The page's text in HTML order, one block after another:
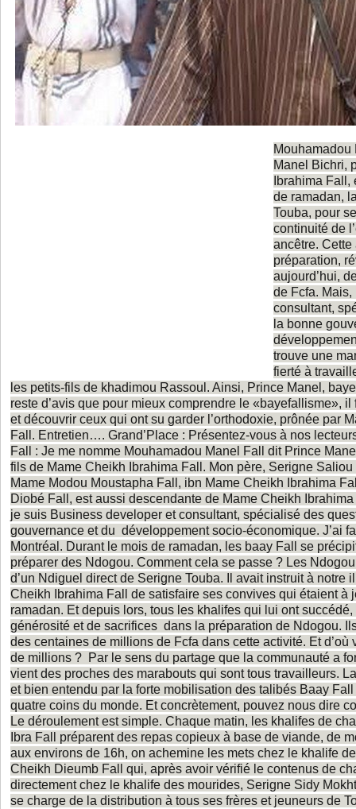
Manel Bichri,
Ibrahima
de ramadan,
Touba, pour
continuité de
ancêtre.
préparation,
aujourd’hui,
de Fcfa.
consultant,
la bonne
trouve une
fierté à
les petits-fils de khadimou Rassoul. Ainsi, Prince Manel,
reste d’avis que pour mieux comprendre le «bayefallisme», il
et découvrir ceux qui ont su garder l’orthodoxie, prônée par
Fall. Entretien…. Grand’Place : Présentez-vous à nos
Fall : Je me nomme Mouhamadou Manel Fall dit Prince
fils de Mame Cheikh Ibrahima Fall. Mon père, Serigne
Mame Modou Moustapha Fall, ibn Mame Cheikh Ibrahima
Diobé Fall, est aussi descendante de Mame Cheikh
je suis Business developer et consultant, spécialisé des
gouvernance et du développement socio-économique. J’ai
Montréal. Durant le mois de ramadan, les baay Fall se
préparer des Ndogou. Comment cela se passe ? Les
d’un Ndiguel direct de Serigne Touba. Il avait instruit à notre
Cheikh Ibrahima Fall de satisfaire ses convives qui étaient à
ramadan. Et depuis lors, tous les khalifes qui lui ont
générosité et de sacrifices dans la préparation de Ndogou.
des centaines de millions de Fcfa dans cette activité. Et d’où
de millions ? Par le sens du partage que la communauté a
vient des proches des marabouts qui sont tous travailleurs.
et bien entendu par la forte mobilisation des talibés Baay
quatre coins du monde. Et concrètement, pouvez nous dire
Le déroulement est simple. Chaque matin, les khalifes de
Ibra Fall préparent des repas copieux à base de viande, de
aux environs de 16h, on achemine les mets chez le khalife
Cheikh Dieumb Fall qui, après avoir vérifié le contenus de
directement chez le khalife des mourides, Serigne Sidy
se charge de la distribution à tous ses frères et jeuneurs de